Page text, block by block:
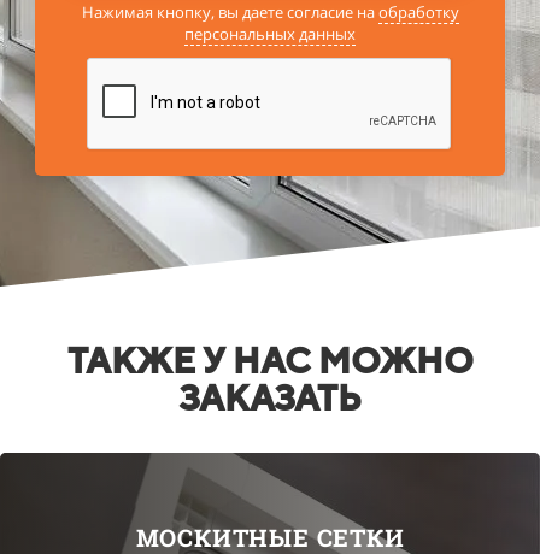
Нажимая кнопку, вы даете согласие наобработку
персональных данных
ТАКЖЕ У НАС МОЖНО
ЗАКАЗАТЬ
МОСКИТНЫЕ СЕТКИ